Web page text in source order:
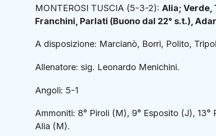
MONTEROSI TUSCIA (5-3-2): Alia; Verde,
Franchini, Parlati (Buono dal 22° s.t.),
A disposizione: Marcianò, Borri, Polito,
Allenatore: sig. Leonardo Menichini.
Angoli: 5-1
Ammoniti: 8° Piroli (M), 9° Esposito (J),
Alia (M).